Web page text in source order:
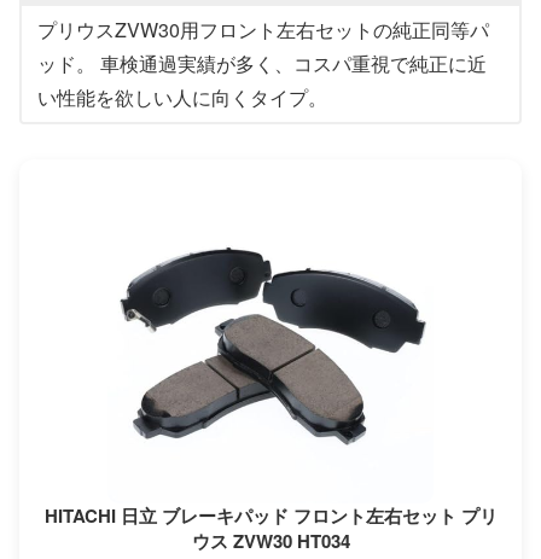
プリウスZVW30用フロント左右セットの純正同等パ
ッド。 車検通過実績が多く、コスパ重視で純正に近
い性能を欲しい人に向くタイプ。
HITACHI 日立 ブレーキパッド フロント左右セット プリ
ウス ZVW30 HT034